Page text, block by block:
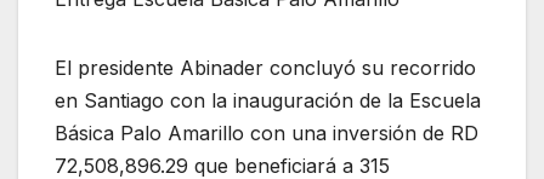
El presidente Abinader concluyó su recorrido
en Santiago con la inauguración de la Escuela
Básica Palo Amarillo con una inversión de RD
72,508,896.29 que beneficiará a 315